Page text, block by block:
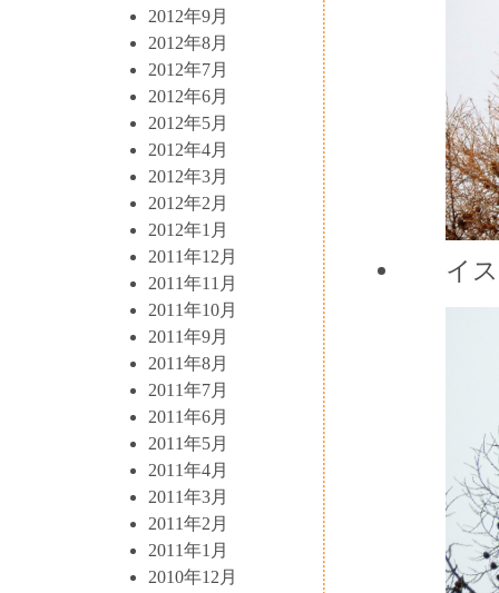
2012年9月
2012年8月
2012年7月
2012年6月
2012年5月
2012年4月
2012年3月
2012年2月
2012年1月
2011年12月
2011年11月
2011年10月
2011年9月
2011年8月
2011年7月
2011年6月
2011年5月
2011年4月
2011年3月
2011年2月
2011年1月
2010年12月
イ